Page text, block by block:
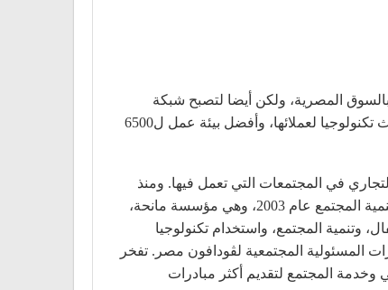
المصرية، ولكن أيضا لتصبح شبكة
المحمول الأولى في مصر بأكبر قاعدة عملاء. تفخر ڤودافون بخدمة أكثر من 36،3 مليون عميل (ديسمبر 2011) حيث تقدم أحدث تكنولوجيا لعملائها، وأفضل بيئة عمل ل6500
في المجتمعات التي تعمل فيها. ومنذ
تأسيسها، كانت المسؤولية المجتمعية جزءًا لا يتجزأ من عمل ڤودافون مصر. في ضوء ذلك تأسست مؤسسة ڤودافون مصر لتنمية المجتمع عام 2003، وهي مؤسسة مانحة،
وتنمية المجتمع، واستخدام تكنولوجيا
المسئولية المجتمعية لڤودافون مصر. تفخر
المجتمع لتقديم أكثر مبادرات